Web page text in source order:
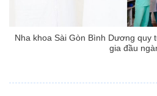
Nha khoa Sài Gòn Bình Dương quy
gia đầu